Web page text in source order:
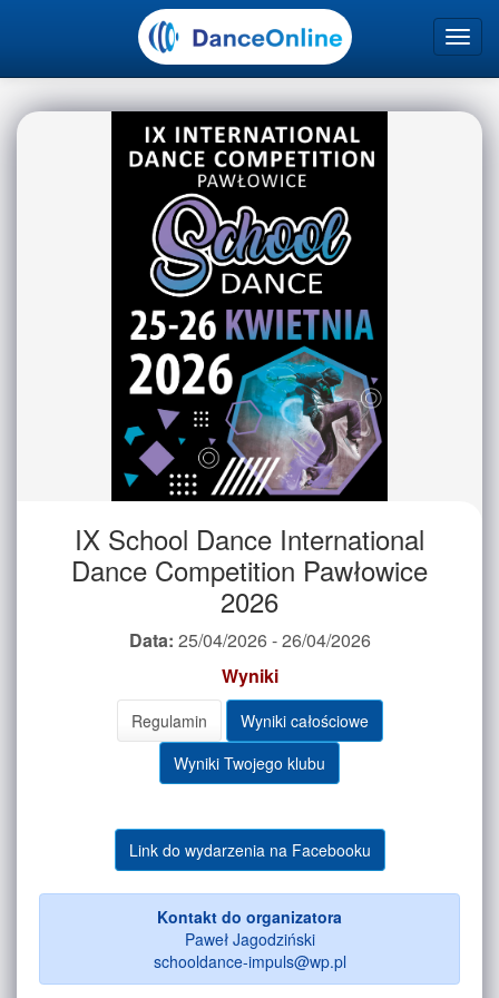
IX School Dance International
Dance Competition Pawłowice
2026
Data: 25/04/2026 - 26/04/2026
Wyniki
Regulamin
Wyniki całościowe
Wyniki Twojego klubu
Link do wydarzenia na Facebooku
Kontakt do organizatora
Paweł Jagodziński
schooldance-impuls@wp.pl